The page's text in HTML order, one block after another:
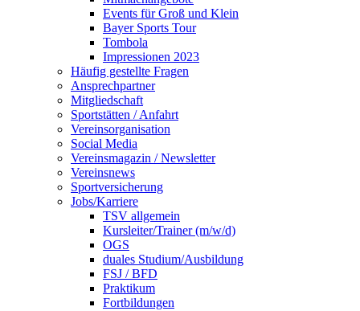
Events für Groß und Klein
Bayer Sports Tour
Tombola
Impressionen 2023
Häufig gestellte Fragen
Ansprechpartner
Mitgliedschaft
Sportstätten / Anfahrt
Vereinsorganisation
Social Media
Vereinsmagazin / Newsletter
Vereinsnews
Sportversicherung
Jobs/Karriere
TSV allgemein
Kursleiter/Trainer (m/w/d)
OGS
duales Studium/Ausbildung
FSJ / BFD
Praktikum
Fortbildungen